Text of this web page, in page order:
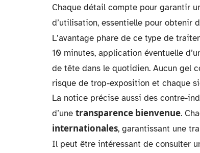
Chaque détail compte pour garantir
d’utilisation, essentielle pour obtenir
L’avantage phare de ce type de
10 minutes, application éventuelle
de tête dans le quotidien. Aucun gel
risque de trop-exposition et chaque
La notice précise aussi des contre-
d’une transparence bienvenue.
internationales, garantissant une
Il peut être intéressant de consulter